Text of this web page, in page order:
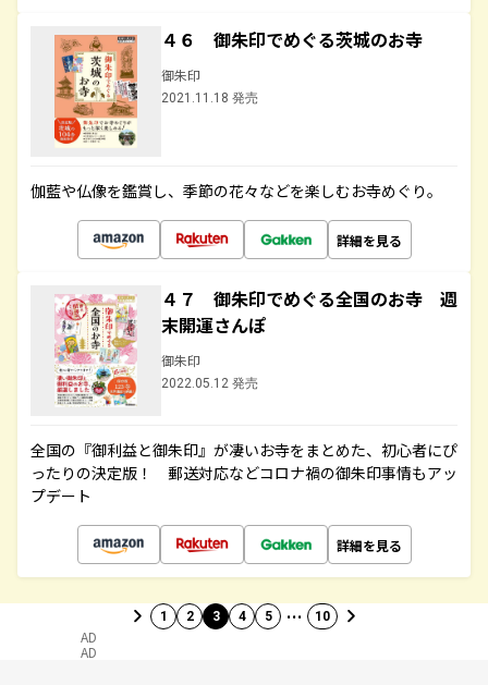
４６ 御朱印でめぐる茨城のお寺
御朱印
2021.11.18 発売
伽藍や仏像を鑑賞し、季節の花々などを楽しむお寺めぐり。
詳細を見る
４７ 御朱印でめぐる全国のお寺 週
末開運さんぽ
御朱印
2022.05.12 発売
全国の『御利益と御朱印』が凄いお寺をまとめた、初心者にぴ
ったりの決定版！ 郵送対応などコロナ禍の御朱印事情もアッ
プデート
詳細を見る
1 2 3 4 5 … 10
AD
AD